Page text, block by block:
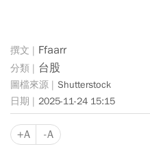
Ffaarr
台股
Shutterstock
2025-11-24 15:15
+A -A